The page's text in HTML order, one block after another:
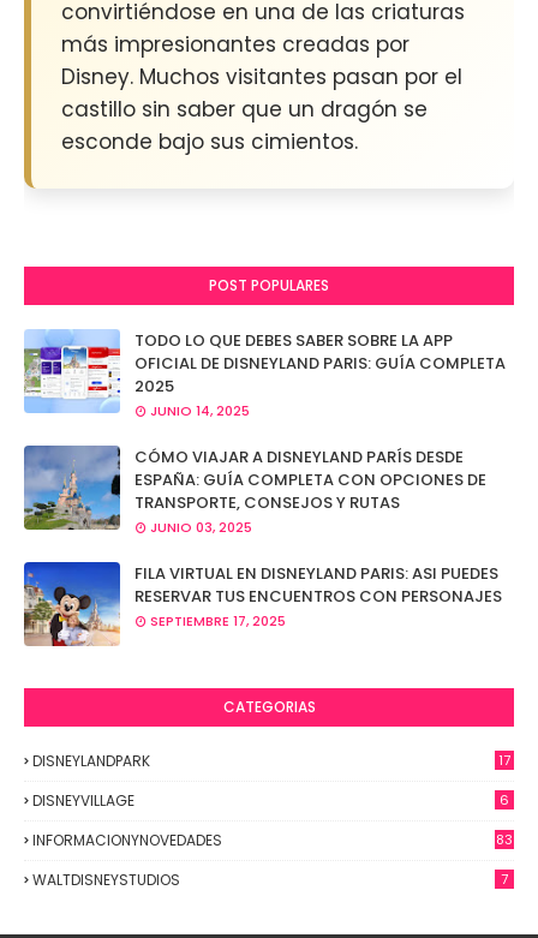
convirtiéndose en una de las criaturas
más impresionantes creadas por
Disney. Muchos visitantes pasan por el
castillo sin saber que un dragón se
esconde bajo sus cimientos.
POST POPULARES
TODO LO QUE DEBES SABER SOBRE LA APP
OFICIAL DE DISNEYLAND PARIS: GUÍA COMPLETA
2025
JUNIO 14, 2025
CÓMO VIAJAR A DISNEYLAND PARÍS DESDE
ESPAÑA: GUÍA COMPLETA CON OPCIONES DE
TRANSPORTE, CONSEJOS Y RUTAS
JUNIO 03, 2025
FILA VIRTUAL EN DISNEYLAND PARIS: ASI PUEDES
RESERVAR TUS ENCUENTROS CON PERSONAJES
SEPTIEMBRE 17, 2025
CATEGORIAS
DISNEYLANDPARK 17
DISNEYVILLAGE 6
INFORMACIONYNOVEDADES 83
WALTDISNEYSTUDIOS 7